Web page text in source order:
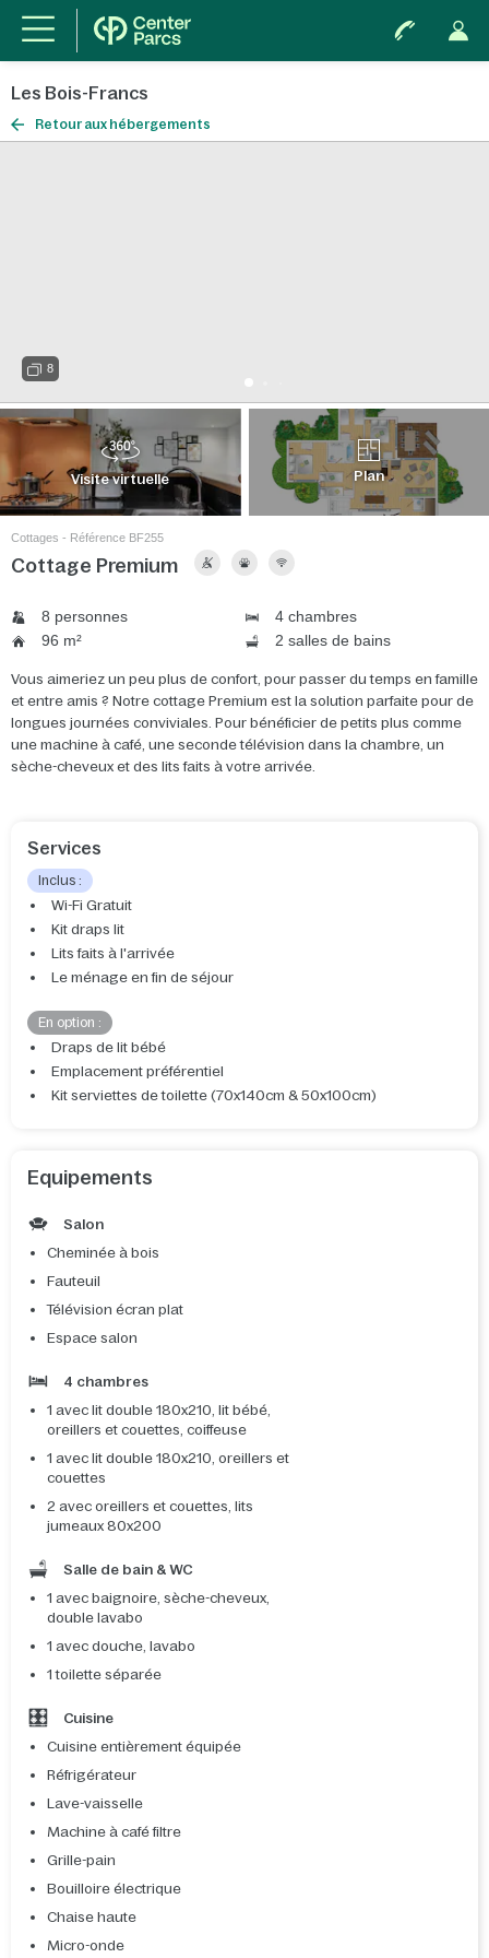
Les Bois-Francs
Retour aux hébergements
8
Visite virtuelle Plan
Cottages - Référence BF255
Cottage Premium
8 personnes
4 chambres
96 m²
2 salles de bains
Vous aimeriez un peu plus de confort, pour passer du temps en famille
et entre amis ? Notre cottage Premium est la solution parfaite pour de
longues journées conviviales. Pour bénéficier de petits plus comme
une machine à café, une seconde télévision dans la chambre, un
sèche-cheveux et des lits faits à votre arrivée.
Services
Inclus :
Wi-Fi Gratuit
Kit draps lit
Lits faits à l'arrivée
Le ménage en fin de séjour
En option :
Draps de lit bébé
Emplacement préférentiel
Kit serviettes de toilette (70x140cm & 50x100cm)
Equipements
Salon
Cheminée à bois
Fauteuil
Télévision écran plat
Espace salon
4 chambres
1 avec lit double 180x210, lit bébé,
oreillers et couettes, coiffeuse
1 avec lit double 180x210, oreillers et
couettes
2 avec oreillers et couettes, lits
jumeaux 80x200
Salle de bain & WC
1 avec baignoire, sèche-cheveux,
double lavabo
1 avec douche, lavabo
1 toilette séparée
Cuisine
Cuisine entièrement équipée
Réfrigérateur
Lave-vaisselle
Machine à café filtre
Grille-pain
Bouilloire électrique
Chaise haute
Micro-onde